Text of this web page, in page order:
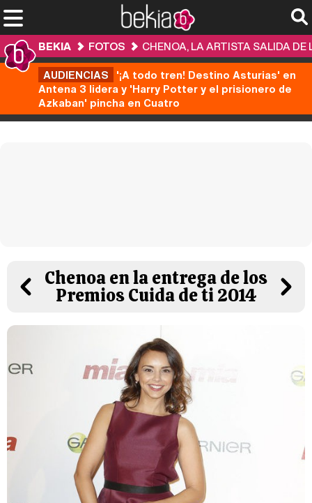
BEKIA FOTOS
CHENOA, LA ARTISTA SALIDA
AUDIENCIAS '¡A todo tren! Destino Asturias' en
Antena 3 lidera y 'Harry Potter y el prisionero de
Azkaban' pincha en Cuatro
Chenoa en la entrega de los
Premios Cuida de ti 2014